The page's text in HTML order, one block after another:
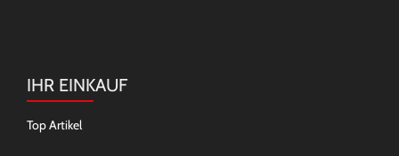
IHR EINKAUF
Top Artikel